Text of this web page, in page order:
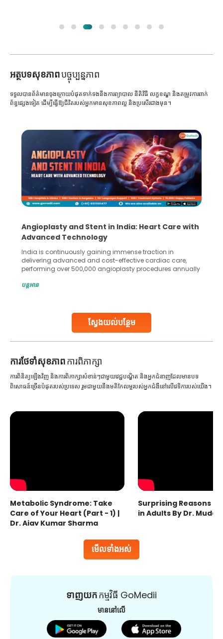
អត្ថបទសុខភាពបច្ចុប្បន្នភាព
ស្វែងយល់បន្ថែម
ទទួលបានព័ត៌មានចុងក្រោយបំផុតទាក់ទងនឹងការព្យាបាល នីតិវិធី លក្ខខណ្ឌ និងតម្រូវការពាក់
ព័ន្ធផ្សេងទៀត ដើម្បីធ្វើឱ្យជីវិតរបស់អ្នកមានសុខភាពល្អ និងប្រសើរជាងមុន។
Angioplasty and Stent in India: Heart Care with
Advanced Technology
India is continuously gaining immense traction in
delivering advanced and cost-effective cardiac care,
performing over 500,000 angioplasty procedures annually
globe are searching for treatments like angioplasty and
Studies, such as one published
បន្តអាន
ការ​ថែទាំ​សុខភាពការពិភាក្សា
មើលទាំងអស់
ការពិនិត្យឡើងវិញ និងការពិភាក្សាសំខាន់ៗជាមួយវេជ្ជបណ្ឌិត និងអ្នកជំនាញដែលមានបទ
ពិសោធន៍ច្រើនបំផុតរបស់ប្រទេស រួមជាមួយនឹងមតិកែលម្អរបស់អ្នកជំងឺនៅលើវេទិការបស់យើង។
Metabolic Syndrome: Take
Care of Your Heart (Part - 1) |
Dr. Ajay Kumar Sharma
Surprising Reasons
in Adults By Dr.
ទាញយកកម្មវិធី GoMedii
មាននៅលើ